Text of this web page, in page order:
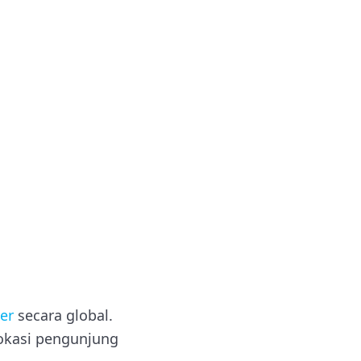
secara global.
pengunjung